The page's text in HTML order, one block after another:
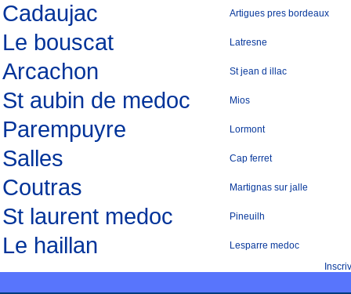
Cadaujac Artigues pres bordeaux
Le bouscat Latresne
Arcachon St jean d illac
St aubin de medoc Mios
Parempuyre Lormont
Salles Cap ferret
Coutras Martignas sur jalle
St laurent medoc Pineuilh
Le haillan
Lesparre medoc